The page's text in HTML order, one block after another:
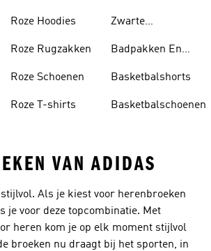
Roze Hoodies
Roze Rugzakken
Roze Schoenen
Roze T-shirts
Zwarte
Badpakken En
Basketbalshorts
Basketbalschoenen
VAN ADIDAS
Als je kiest voor herenbroeken
je voor deze topcombinatie. Met
heren kom je op elk moment stijlvol
broeken nu draagt bij het sporten, in